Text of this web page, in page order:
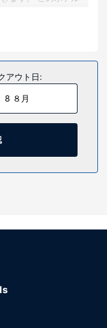
テレビがあります。
星放送の番組をご覧
ルームには、バスア
っています。セーフ
(無料)付きの電話を
ホテルでは、ゲーム
す。敷地内にはセル
アウト日:
8 ８月